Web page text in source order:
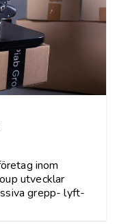
inom
utvecklar
grepp- lyft-